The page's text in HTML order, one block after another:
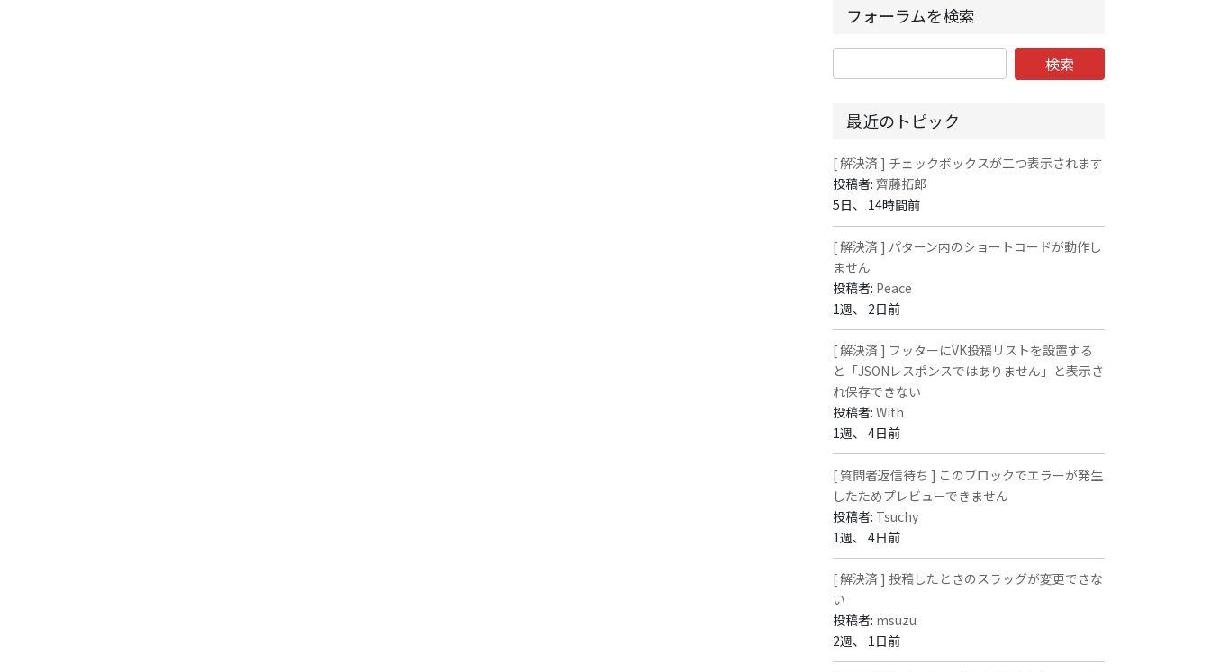
フォーラムを検索
最近のトピック
[ 解決済 ] チェックボックスが二つ表示されます
投稿者:齊藤拓郎
5日、 14時間前
[ 解決済 ] パターン内のショートコードが動作し
ません
投稿者: Peace
1週、 2日前
[ 解決済 ] フッターにVK投稿リストを設置する
と「JSONレスポンスではありません」と表示さ
れ保存できない
投稿者:With
1週、 4日前
[ 質問者返信待ち ] このブロックでエラーが発生
したためプレビューできません
投稿者: Tsuchy
1週、 4日前
[ 解決済 ] 投稿したときのスラッグが変更できな
い
投稿者: msuzu
2週、 1日前